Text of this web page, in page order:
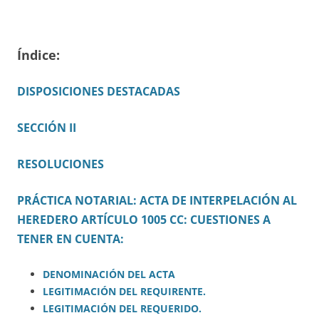
Índice:
DISPOSICIONES DESTACADAS
SECCIÓN II
RESOLUCIONES
PRÁCTICA NOTARIAL: ACTA DE INTERPELACIÓN AL
HEREDERO ARTÍCULO 1005 CC: CUESTIONES A
TENER EN CUENTA:
DENOMINACIÓN DEL ACTA
LEGITIMACIÓN DEL REQUIRENTE.
LEGITIMACIÓN DEL REQUERIDO.